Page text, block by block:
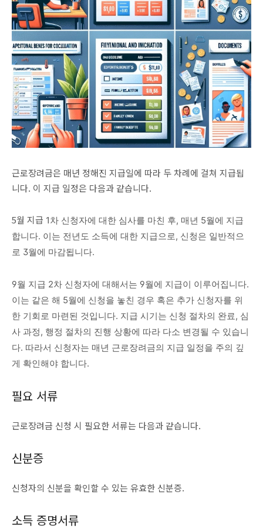
근로장려금은 매년 정해진 지급일에 따라 두 차례에 걸쳐 지급됩
니다. 이 지급 일정은 다음과 같습니다.
5월 지급 1차 신청자에 대한 심사를 마친 후, 매년 5월에 지급
합니다. 이는 전년도 소득에 대한 지급으로, 신청은 일반적으
로 3월에 마감됩니다.
9월 지급 2차 신청자에 대해서는 9월에 지급이 이루어집니다.
이는 같은 해 5월에 신청을 놓친 경우 혹은 추가 신청자를 위
한 기회로 마련된 것입니다. 지급 시기는 신청 절차의 완료, 심
사 과정, 행정 절차의 진행 상황에 따라 다소 변경될 수 있습니
다. 따라서 신청자는 매년 근로장려금의 지급 일정을 주의 깊
게 확인해야 합니다.
필요 서류
근로장려금 신청 시 필요한 서류는 다음과 같습니다.
신분증
신청자의 신분을 확인할 수 있는 유효한 신분증.
소득 증명서류